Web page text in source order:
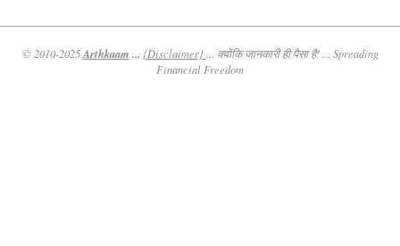
© 2010-2025Arthkaam ... {Disclaimer}
... क्योंकि जानकारी ही पैसा है! ... Spreading
Financial Freedom